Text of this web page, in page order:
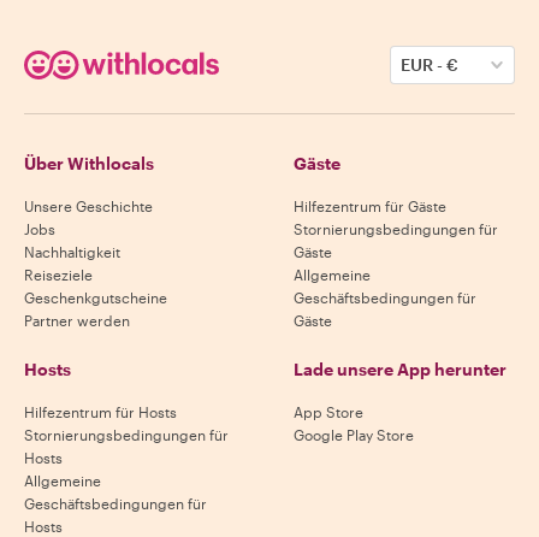
EUR-€
Über Withlocals
Unsere Geschichte
Jobs
Nachhaltigkeit
Reiseziele
Geschenkgutscheine
Partner werden
Gäste
Hilfezentrum für Gäste
Stornierungsbedingungen für
Gäste
Allgemeine
Geschäftsbedingungen für
Gäste
Hosts
Hilfezentrum für Hosts
Stornierungsbedingungen für
Hosts
Allgemeine
Geschäftsbedingungen für
Hosts
Lade unsere App herunter
App Store
Google Play Store